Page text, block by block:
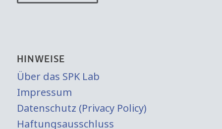
HINWEISE
Über das SPK Lab
Impressum
Datenschutz (Privacy Policy)
Haftungsausschluss